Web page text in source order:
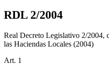
RDL 2/2004
Real Decreto Legislativo 2/2004,
las Haciendas Locales (2004)
Art. 1